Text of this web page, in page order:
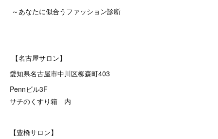
～あなたに似合うファッション診断
【名古屋サロン】
愛知県名古屋市中川区柳森町403
Pennビル3F
サチのくすり箱 内
【豊橋サロン】